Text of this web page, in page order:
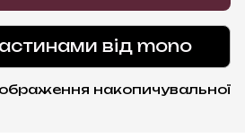
від mono
накопичувальної